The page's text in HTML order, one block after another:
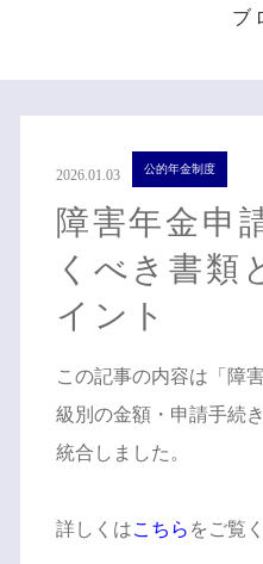
ブ
2026.01.03 公的年金制度
障害年金申
くべき書類
イント
この記事の内容は「障
級別の金額・申請手続
統合しました。
詳しくはこちら をご覧